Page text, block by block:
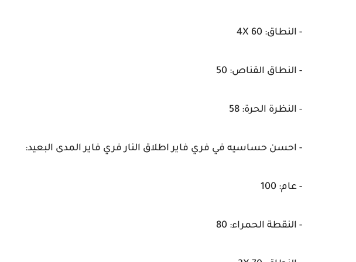
- النطاق: 4X 60
- النطاق القناص: 50
- النظرة الحرة: 58
- احسن حساسيه في فري فاير اطلاق النار فري فاير المدى البعيد:
- عام: 100
- النقطة الحمراء: 80